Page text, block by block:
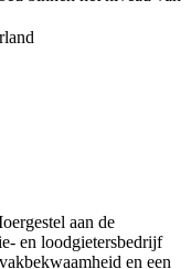
aan de
en loodgietersbedrijf
en een